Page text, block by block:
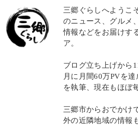
三郷ぐらしへようこ
のニュース、グルメ
情報などをお届けす
ア。
ブログ立ち上げから
月に月間60万PVを
を執筆、現在もほぼ
三郷市からおでかけ
外の近隣地域の情報